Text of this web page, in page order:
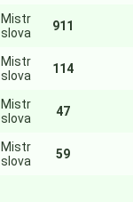
Mistr
slova
911
Mistr
slova
114
Mistr
slova
47
Mistr
slova
59